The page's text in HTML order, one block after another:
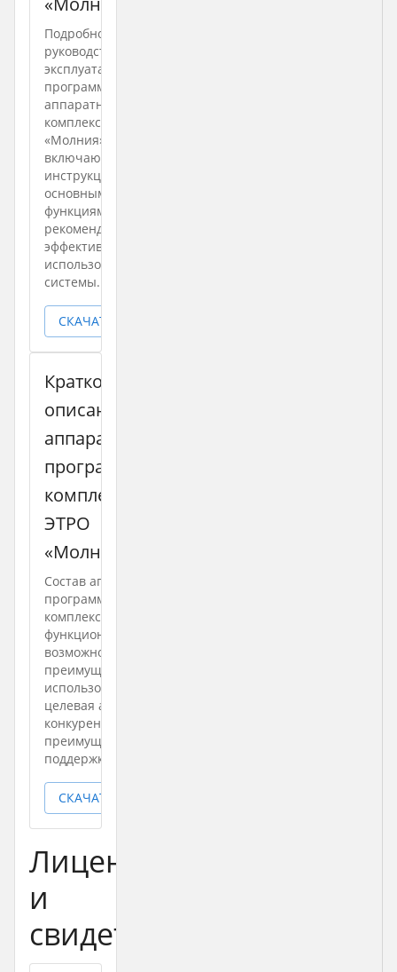
Подробное
руководство
эксплуатации
программно-
аппаратного
комплекса ЭТРО
«Молния»,
включающее
инструкции по
основным
функциям и
рекомендациям по
эффективному
использованию
системы.
СКАЧАТЬ
Краткое
описание
аппаратно-
программного
комплекса
ЭТРО
«Молния»
Состав аппаратно-
программного
комплекса,
функциональные
возможности,
преимущества
использования,
целевая аудитория,
конкурентные
преимущества,
поддержка
СКАЧАТЬ
Лицензии
и
свидетельства